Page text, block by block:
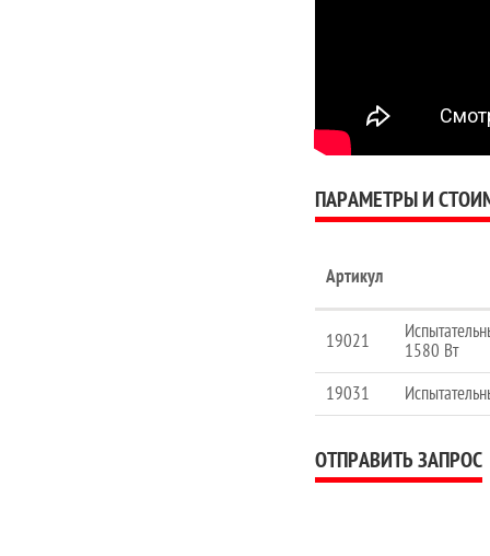
ПАРАМЕТРЫ И
Артикул
19021
1580 Вт
19031
ОТПРАВИТЬ ЗАПРОС